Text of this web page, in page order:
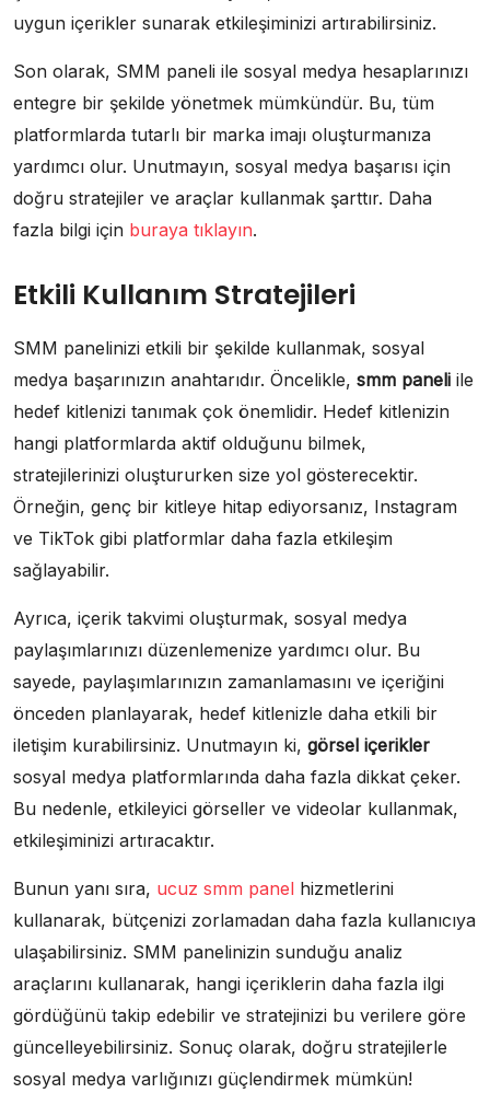
uygun içerikler sunarak etkileşiminizi artırabilirsiniz.
Son olarak, SMM paneli ile sosyal medya hesaplarınızı
entegre bir şekilde yönetmek mümkündür. Bu, tüm
platformlarda tutarlı bir marka imajı oluşturmanıza
yardımcı olur. Unutmayın, sosyal medya başarısı için
doğru stratejiler ve araçlar kullanmak şarttır. Daha
fazla bilgi için buraya tıklayın.
Etkili Kullanım Stratejileri
SMM panelinizi etkili bir şekilde kullanmak, sosyal
medya başarınızın anahtarıdır. Öncelikle, smm paneli ile
hedef kitlenizi tanımak çok önemlidir. Hedef kitlenizin
hangi platformlarda aktif olduğunu bilmek,
stratejilerinizi oluştururken size yol gösterecektir.
Örneğin, genç bir kitleye hitap ediyorsanız, Instagram
ve TikTok gibi platformlar daha fazla etkileşim
sağlayabilir.
Ayrıca, içerik takvimi oluşturmak, sosyal medya
paylaşımlarınızı düzenlemenize yardımcı olur. Bu
sayede, paylaşımlarınızın zamanlamasını ve içeriğini
önceden planlayarak, hedef kitlenizle daha etkili bir
iletişim kurabilirsiniz. Unutmayın ki, görsel içerikler
sosyal medya platformlarında daha fazla dikkat çeker.
Bu nedenle, etkileyici görseller ve videolar kullanmak,
etkileşiminizi artıracaktır.
Bunun yanı sıra, ucuz smm panel hizmetlerini
kullanarak, bütçenizi zorlamadan daha fazla kullanıcıya
ulaşabilirsiniz. SMM panelinizin sunduğu analiz
araçlarını kullanarak, hangi içeriklerin daha fazla ilgi
gördüğünü takip edebilir ve stratejinizi bu verilere göre
güncelleyebilirsiniz. Sonuç olarak, doğru stratejilerle
sosyal medya varlığınızı güçlendirmek mümkün!